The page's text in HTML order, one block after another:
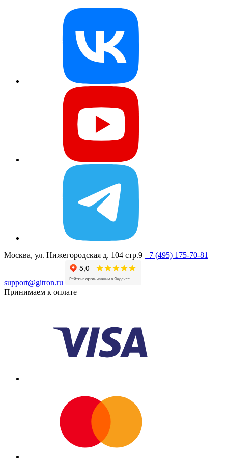
Москва, ул. Нижегородская д. 104 стр.9 +7 (495) 175-70-81
support@gitron.ru
Принимаем к оплате